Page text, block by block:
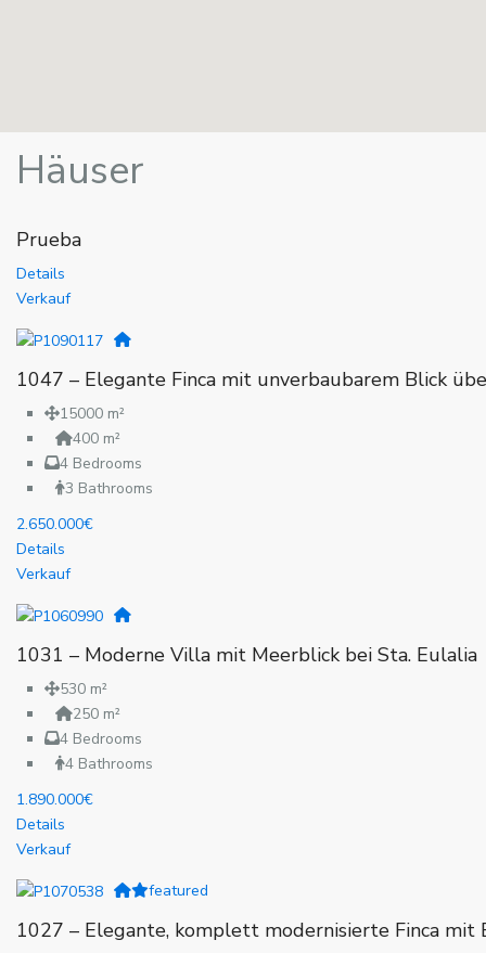
Häuser
Prueba
Details
Verkauf
1047 – Elegante Finca mit unverbaubarem Blick
15000 m²
400 m²
4 Bedrooms
3 Bathrooms
2.650.000€
Details
Verkauf
1031 – Moderne Villa mit Meerblick bei Sta. Eulalia
530 m²
250 m²
4 Bedrooms
4 Bathrooms
1.890.000€
Details
Verkauf
featured
1027 – Elegante, komplett modernisierte Finca